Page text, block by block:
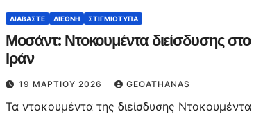
ΔΙΑΒΆΣΤΕ ΔΙΕΘΝΉ ΣΤΙΓΜΙΌΤΥΠΑ
Μοσάντ: Ντοκουμέντα διείσδυσης στο
Ιράν
19 ΜΑΡΤΊΟΥ 2026 GEOATHANAS
Τα ντοκουμέντα της διείσδυσης Ντοκουμέντα